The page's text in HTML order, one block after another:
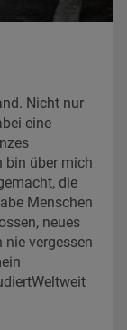
Nicht nur
eine
bin über mich
die
Menschen
neues
nie vergessen